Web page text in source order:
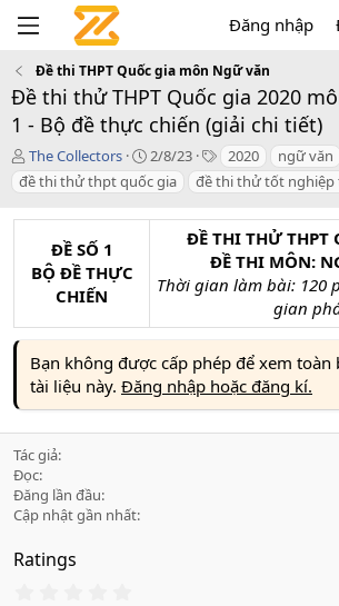
Đăng nhập
Đề thi THPT Quốc gia môn Ngữ văn
Đề thi thử THPT Quốc gia 2020
1 - Bộ đề thực chiến (giải chi tiết)
T
á
c
The Collectors
C
r
e
a
e
2/8/23
T
a
g
2020 ngữ văn
đề thi thử thpt quốc gia
đề thi thử tốt
ĐỀ SỐ 1
BỘ ĐỀ THỰC
CHIẾN
ĐỀ THI THỬ THPT
ĐỀ THI MÔN:
Thời gian làm bài: 120
gian
Bạn không được cấp phép để xem toàn
tài liệu này. Đăng nhập hoặc đăng kí.
Tác giả
Đọc
Đăng lần đầu
Cập nhật gần nhất
Ratings